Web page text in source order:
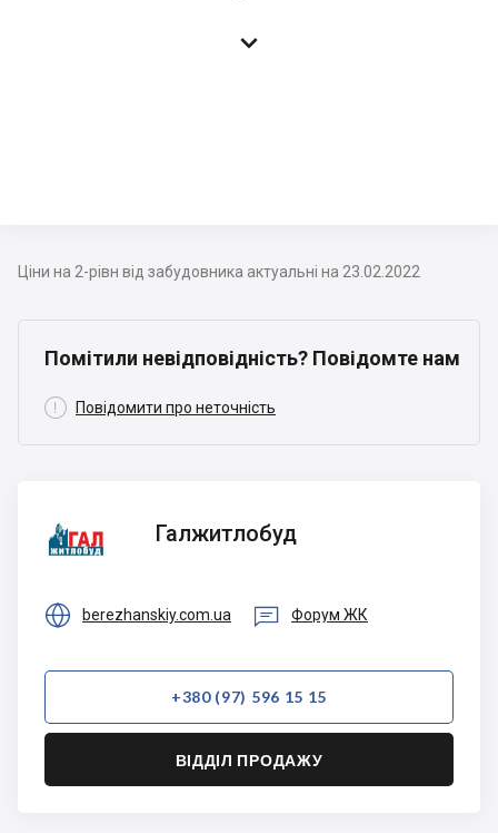

Ціни на 2-рівн від забудовника актуальні на 23.02.2022
Помітили невідповідність? Повідомте нам
 Повідомити про неточність
Галжитлобуд
Галжитлобуд
 berezhanskiy.com.ua  Форум ЖК
+380 (97) 596 15 15
ВІДДІЛ ПРОДАЖУ